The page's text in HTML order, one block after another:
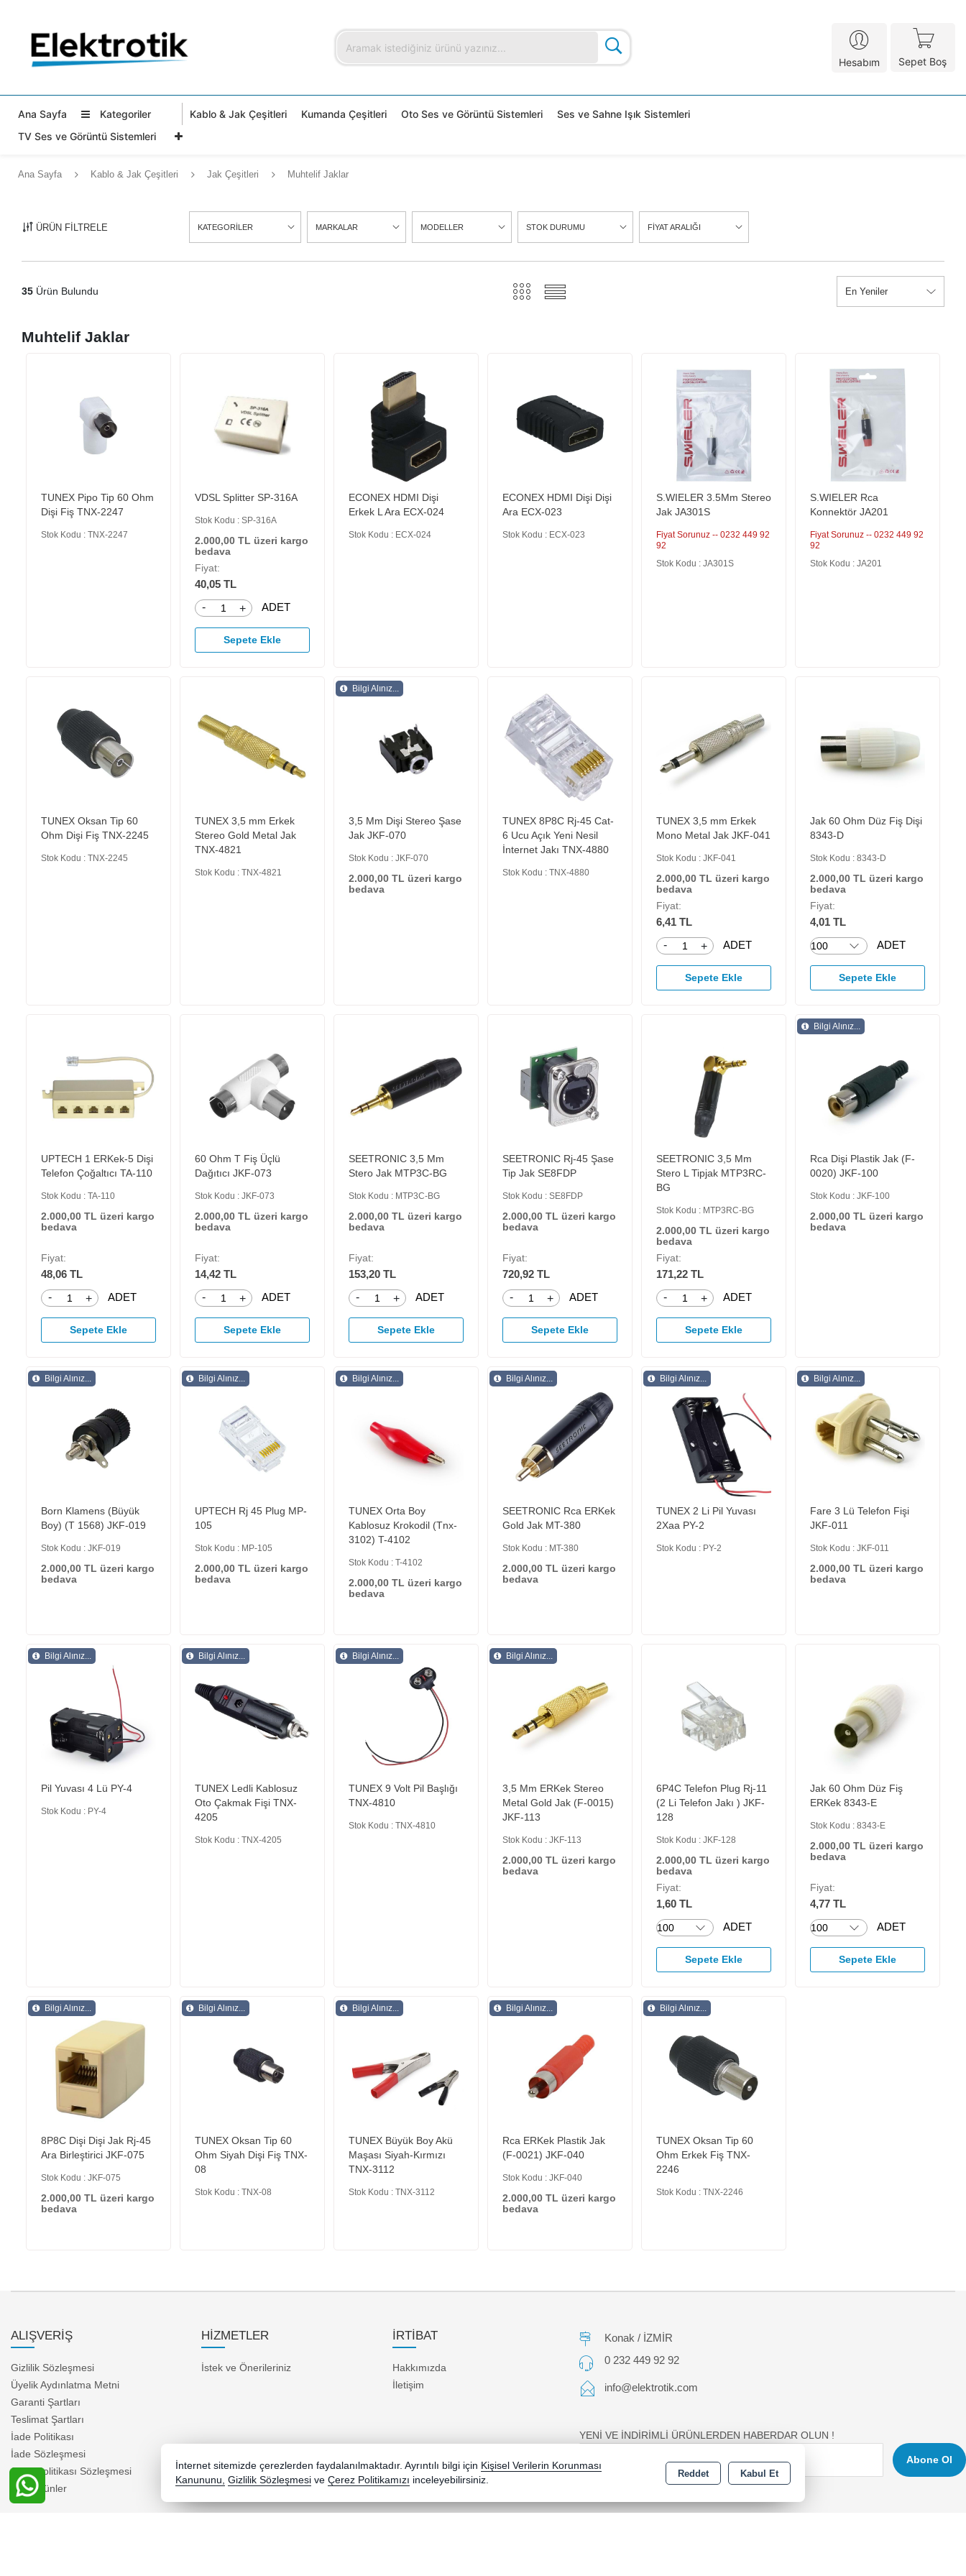
Hesabım Sepet Boş
Ana Sayfa Kategoriler Kablo & Jak Çeşitleri Kumanda Çeşitleri Oto Ses ve Görüntü Sistemleri
Ses ve Sahne Işık Sistemleri
TV Ses ve Görüntü Sistemleri
Ana Sayfa Kablo & Jak Çeşitleri Jak Çeşitleri Muhtelif Jaklar
ÜRÜN FİLTRELE KATEGORİLER MARKALAR MODELLER STOK DURUMU FİYAT ARALIĞI
35 Ürün Bulundu
Muhtelif Jaklar
TUNEX Pipo Tip 60 Ohm
Dişi Fiş TNX-2247
Stok Kodu : TNX-2247
VDSL Splitter SP-316A
Stok Kodu : SP-316A
2.000,00 TL üzeri kargo
bedava
Fiyat:
40,05 TL
-
+ ADET
Sepete Ekle
ECONEX HDMI Dişi
Erkek L Ara ECX-024
Stok Kodu : ECX-024
ECONEX HDMI Dişi Dişi
Ara ECX-023
Stok Kodu : ECX-023
S.WIELER 3.5Mm Stereo
Jak JA301S
Fiyat Sorunuz -- 0232 449 92
92
Stok Kodu : JA301S
S.WIELER Rca
Konnektör JA201
Fiyat Sorunuz -- 0232 449 92
92
Stok Kodu : JA201
TUNEX Oksan Tip 60
Ohm Dişi Fiş TNX-2245
Stok Kodu : TNX-2245
TUNEX 3,5 mm Erkek
Stereo Gold Metal Jak
TNX-4821
Stok Kodu : TNX-4821
Bilgi Alınız...
3,5 Mm Dişi Stereo Şase
Jak JKF-070
Stok Kodu : JKF-070
2.000,00 TL üzeri kargo
bedava
TUNEX 8P8C Rj-45 Cat-
6 Ucu Açık Yeni Nesil
İnternet Jakı TNX-4880
Stok Kodu : TNX-4880
TUNEX 3,5 mm Erkek
Mono Metal Jak JKF-041
Stok Kodu : JKF-041
2.000,00 TL üzeri kargo
bedava
Fiyat:
6,41 TL
-
+ ADET
Sepete Ekle
Jak 60 Ohm Düz Fiş Dişi
8343-D
Stok Kodu : 8343-D
2.000,00 TL üzeri kargo
bedava
Fiyat:
4,01 TL
ADET
Sepete Ekle
UPTECH 1 ERKek-5 Dişi
Telefon Çoğaltıcı TA-110
Stok Kodu : TA-110
2.000,00 TL üzeri kargo
bedava
Fiyat:
48,06 TL
-
+ ADET
Sepete Ekle
60 Ohm T Fiş Üçlü
Dağıtıcı JKF-073
Stok Kodu : JKF-073
2.000,00 TL üzeri kargo
bedava
Fiyat:
14,42 TL
-
+ ADET
Sepete Ekle
SEETRONIC 3,5 Mm
Stero Jak MTP3C-BG
Stok Kodu : MTP3C-BG
2.000,00 TL üzeri kargo
bedava
Fiyat:
153,20 TL
-
+ ADET
Sepete Ekle
SEETRONIC Rj-45 Şase
Tip Jak SE8FDP
Stok Kodu : SE8FDP
2.000,00 TL üzeri kargo
bedava
Fiyat:
720,92 TL
-
+ ADET
Sepete Ekle
SEETRONIC 3,5 Mm
Stero L Tipjak MTP3RC-
BG
Stok Kodu : MTP3RC-BG
2.000,00 TL üzeri kargo
bedava
Fiyat:
171,22 TL
-
+ ADET
Sepete Ekle
Bilgi Alınız...
Rca Dişi Plastik Jak (F-
0020) JKF-100
Stok Kodu : JKF-100
2.000,00 TL üzeri kargo
bedava
Bilgi Alınız...
Born Klamens (Büyük
Boy) (T 1568) JKF-019
Stok Kodu : JKF-019
2.000,00 TL üzeri kargo
bedava
Bilgi Alınız...
UPTECH Rj 45 Plug MP-
105
Stok Kodu : MP-105
2.000,00 TL üzeri kargo
bedava
Bilgi Alınız...
TUNEX Orta Boy
Kablosuz Krokodil (Tnx-
3102) T-4102
Stok Kodu : T-4102
2.000,00 TL üzeri kargo
bedava
Bilgi Alınız...
SEETRONIC Rca ERKek
Gold Jak MT-380
Stok Kodu : MT-380
2.000,00 TL üzeri kargo
bedava
Bilgi Alınız...
TUNEX 2 Li Pil Yuvası
2Xaa PY-2
Stok Kodu : PY-2
Bilgi Alınız...
Fare 3 Lü Telefon Fişi
JKF-011
Stok Kodu : JKF-011
2.000,00 TL üzeri kargo
bedava
Bilgi Alınız...
Pil Yuvası 4 Lü PY-4
Stok Kodu : PY-4
Bilgi Alınız...
TUNEX Ledli Kablosuz
Oto Çakmak Fişi TNX-
4205
Stok Kodu : TNX-4205
Bilgi Alınız...
TUNEX 9 Volt Pil Başlığı
TNX-4810
Stok Kodu : TNX-4810
Bilgi Alınız...
3,5 Mm ERKek Stereo
Metal Gold Jak (F-0015)
JKF-113
Stok Kodu : JKF-113
2.000,00 TL üzeri kargo
bedava
6P4C Telefon Plug Rj-11
(2 Li Telefon Jakı ) JKF-
128
Stok Kodu : JKF-128
2.000,00 TL üzeri kargo
bedava
Fiyat:
1,60 TL
ADET
Sepete Ekle
Jak 60 Ohm Düz Fiş
ERKek 8343-E
Stok Kodu : 8343-E
2.000,00 TL üzeri kargo
bedava
Fiyat:
4,77 TL
ADET
Sepete Ekle
Bilgi Alınız...
8P8C Dişi Dişi Jak Rj-45
Ara Birleştirici JKF-075
Stok Kodu : JKF-075
2.000,00 TL üzeri kargo
bedava
Bilgi Alınız...
TUNEX Oksan Tip 60
Ohm Siyah Dişi Fiş TNX-
08
Stok Kodu : TNX-08
Bilgi Alınız...
TUNEX Büyük Boy Akü
Maşası Siyah-Kırmızı
TNX-3112
Stok Kodu : TNX-3112
Bilgi Alınız...
Rca ERKek Plastik Jak
(F-0021) JKF-040
Stok Kodu : JKF-040
2.000,00 TL üzeri kargo
bedava
Bilgi Alınız...
TUNEX Oksan Tip 60
Ohm Erkek Fiş TNX-
2246
Stok Kodu : TNX-2246
ALIŞVERİŞ
Gizlilik Sözleşmesi
Üyelik Aydınlatma Metni
Garanti Şartları
Teslimat Şartları
İade Politikası
İade Sözleşmesi
Satış Politikası Sözleşmesi
Yeni Ürünler
HİZMETLER
İstek ve Önerileriniz
İRTİBAT
Hakkımızda
İletişim
Konak / İZMİR
0 232 449 92 92
info@elektrotik.com
YENİ VE İNDİRİMLİ ÜRÜNLERDEN HABERDAR OLUN !
Abone Ol
İnternet sitemizde çerezlerden faydalanılmaktadır. Ayrıntılı bilgi için Kişisel Verilerin Korunması
Kanununu, Gizlilik Sözleşmesi ve Çerez Politikamızı inceleyebilirsiniz.
Reddet Kabul Et